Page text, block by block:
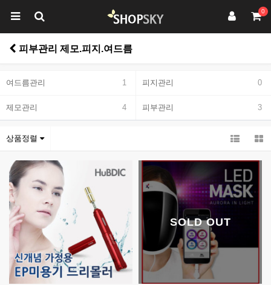
0
피부관리 제모.피지.여드름
여드름관리 1 피지관리 0
제모관리 4 피부관리 3
상품정렬
SOLD OUT